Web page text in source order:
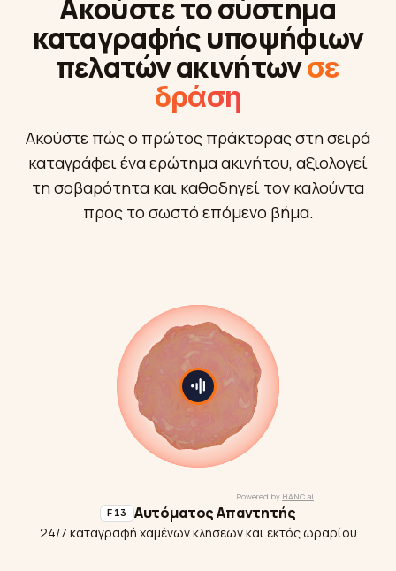
Ακούστε το σύστημα
καταγραφής υποψήφιων
πελατών ακινήτωνσε
δράση
Ακούστε πώς ο πρώτος πράκτορας στη σειρά
καταγράφει ένα ερώτημα ακινήτου, αξιολογεί
τη σοβαρότητα και καθοδηγεί τον καλούντα
προς το σωστό επόμενο βήμα.
F13 Αυτόματος Απαντητής
24/7 καταγραφή χαμένων κλήσεων και εκτός ωραρίου